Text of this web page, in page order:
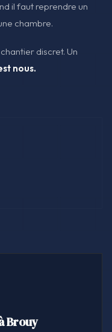
il faut reprendre un
chambre.
discret. Un
nous.
Brouy